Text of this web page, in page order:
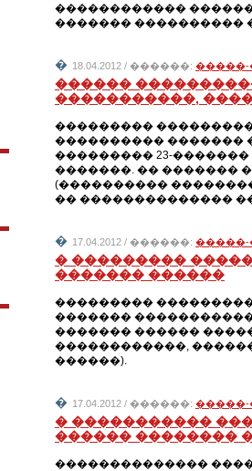
������������
������� ����������
� 18.04.2012 / ������:
������
�����������,
���������
���������� �������
��������� 23-
�������. �� �������
(����������
�� ��������������
� 17.04.2012 / ������:
� ���������
������� ������
���������
�������
������� ������
������������,
������).
� 17.04.2012 / ������:
� �����������
������ ��������
��������������